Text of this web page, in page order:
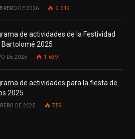
DE 2026 2.619
de actividades de la Festividad
Bartolomé 2025
DE 2025 1.639
de actividades para la fiesta de
2025
DE 2025 759